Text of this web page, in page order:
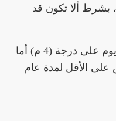
بشرط ألا تكون قد
الأزهار لمدة (۱-۲) يوم على درجة (4 م) أما
على الأقل لمدة عام